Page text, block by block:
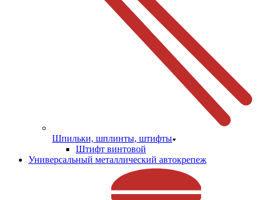
Шпильки, шплинты, штифты
Штифт винтовой
Универсальный металлический автокрепеж